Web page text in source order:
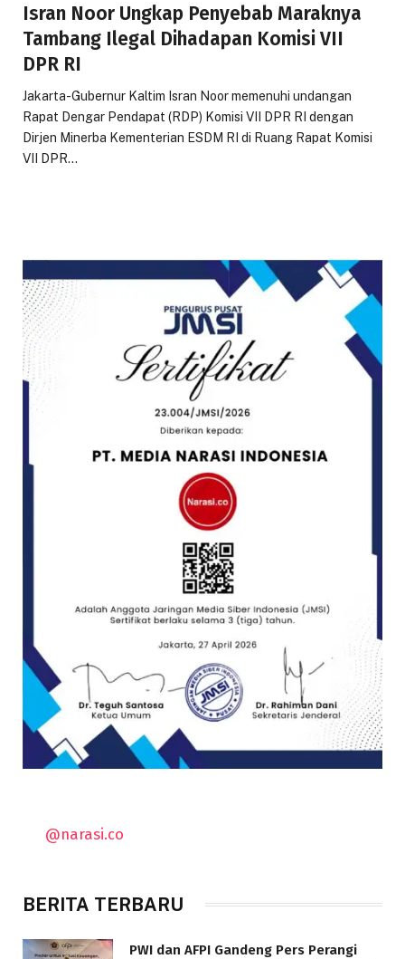
Isran Noor Ungkap Penyebab Maraknya
Tambang Ilegal Dihadapan Komisi VII
DPR RI
Jakarta-Gubernur Kaltim Isran Noor memenuhi undangan
Rapat Dengar Pendapat (RDP) Komisi VII DPR RI dengan
Dirjen Minerba Kementerian ESDM RI di Ruang Rapat Komisi
VII DPR…
@narasi.co
BERITA TERBARU
PWI dan AFPI Gandeng Pers Perangi